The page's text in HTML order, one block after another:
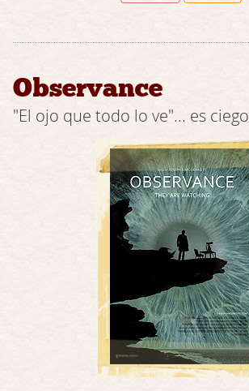
Observance
"El ojo que todo lo ve"... es ciego